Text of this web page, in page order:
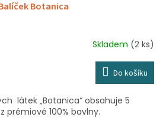
Botanica
Skladem (2 ks)
Do košíku
látek „Botanica“ obsahuje 5
100% bavlny.